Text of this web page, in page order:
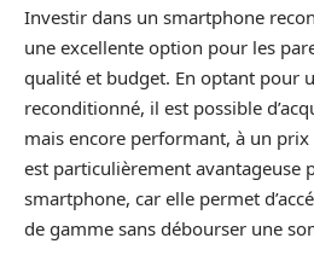
Investir dans un smartphone
une excellente option pour les
qualité et budget. En optant pour
reconditionné, il est possible
mais encore performant, à un
est particulièrement avantageuse
smartphone, car elle permet
de gamme sans débourser une